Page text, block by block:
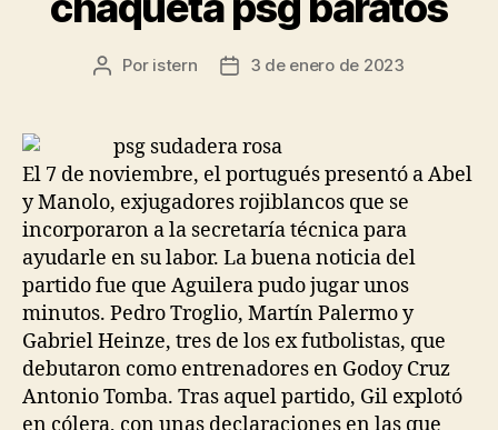
Autor
entrada
Por istern
Fecha
entrada
3 de enero de 2023
El 7 de noviembre, el portugués presentó a Abel
y Manolo, exjugadores rojiblancos que se
incorporaron a la secretaría técnica para
ayudarle en su labor. La buena noticia del
partido fue que Aguilera pudo jugar unos
minutos. Pedro Troglio, Martín Palermo y
Gabriel Heinze, tres de los ex futbolistas, que
debutaron como entrenadores en Godoy Cruz
Antonio Tomba. Tras aquel partido, Gil explotó
en cólera, con unas declaraciones en las que